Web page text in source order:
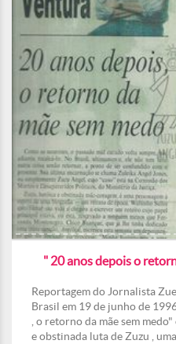
" 20 anos depois o
Reportagem do Jornalista
Brasil em 19 de junho de
, o retorno da mãe sem
e obstinada luta de Zuzu ,